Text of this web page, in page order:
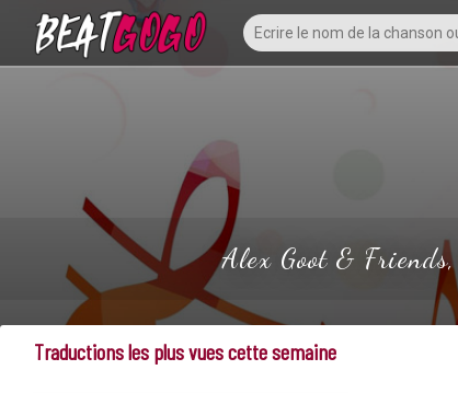
Alex Goot &
Traductions les plus vues cette semaine